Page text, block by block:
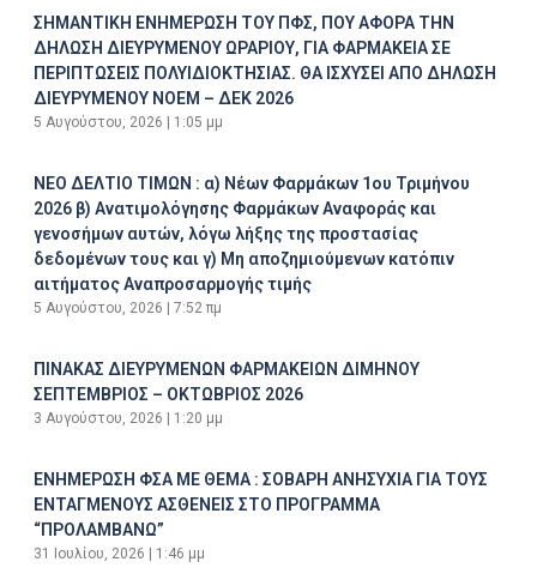
ΣΗΜΑΝΤΙΚΗ ΕΝΗΜΕΡΩΣΗ ΤΟΥ ΠΦΣ, ΠΟΥ ΑΦΟΡΑ ΤΗΝ
ΔΗΛΩΣΗ ΔΙΕΥΡΥΜΕΝΟΥ ΩΡΑΡΙΟΥ, ΓΙΑ ΦΑΡΜΑΚΕΙΑ ΣΕ
ΠΕΡΙΠΤΩΣΕΙΣ ΠΟΛΥΙΔΙΟΚΤΗΣΙΑΣ. ΘΑ ΙΣΧΥΣΕΙ ΑΠΟ ΔΗΛΩΣΗ
ΔΙΕΥΡΥΜΕΝΟΥ ΝΟΕΜ – ΔΕΚ 2026
5 Αυγούστου, 2026 1:05 μμ
ΝΕΟ ΔΕΛΤΙΟ ΤΙΜΩΝ : α) Νέων Φαρμάκων 1ου Τριμήνου
2026 β) Ανατιμολόγησης Φαρμάκων Αναφοράς και
γενοσήμων αυτών, λόγω λήξης της προστασίας
δεδομένων τους και γ) Μη αποζημιούμενων κατόπιν
αιτήματος Αναπροσαρμογής τιμής
5 Αυγούστου, 2026 7:52 πμ
ΠΙΝΑΚΑΣ ΔΙΕΥΡΥΜΕΝΩΝ ΦΑΡΜΑΚΕΙΩΝ ΔΙΜΗΝΟΥ
ΣΕΠΤΕΜΒΡΙΟΣ – ΟΚΤΩΒΡΙΟΣ 2026
3 Αυγούστου, 2026 1:20 μμ
ΕΝΗΜΕΡΩΣΗ ΦΣΑ ΜΕ ΘΕΜΑ : ΣΟΒΑΡΗ ΑΝΗΣΥΧΙΑ ΓΙΑ ΤΟΥΣ
ΕΝΤΑΓΜΕΝΟΥΣ ΑΣΘΕΝΕΙΣ ΣΤΟ ΠΡΟΓΡΑΜΜΑ
“ΠΡΟΛΑΜΒΑΝΩ”
31 Ιουλίου, 2026 1:46 μμ